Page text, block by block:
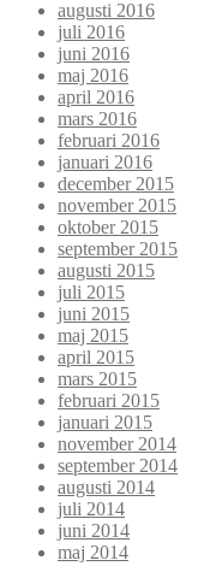
augusti 2016
juli 2016
juni 2016
maj 2016
april 2016
mars 2016
februari 2016
januari 2016
december 2015
november 2015
oktober 2015
september 2015
augusti 2015
juli 2015
juni 2015
maj 2015
april 2015
mars 2015
februari 2015
januari 2015
november 2014
september 2014
augusti 2014
juli 2014
juni 2014
maj 2014